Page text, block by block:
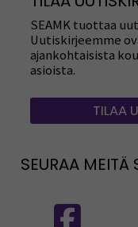
SEAMK tuottaa
Uutiskirjeemme
ajankohtaisista
asioista.
TILAA
SEURAA MEITÄ